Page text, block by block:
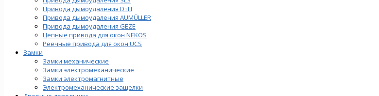
Привода дымоудаления D+H
Привода дымоудаления AUMÜLLER
Привода дымоудаления GEZE
Цепные привода для окон NEKOS
Реечные привода для окон UСS
Замки
Замки механические
Замки электромеханические
Замки электромагнитные
Электромеханические защелки